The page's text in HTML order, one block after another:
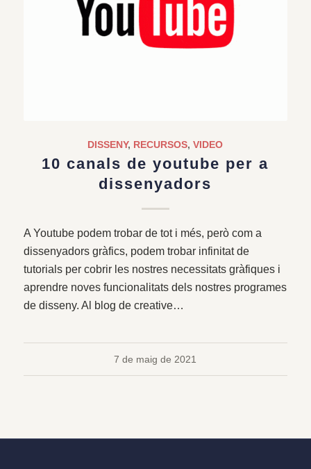
DISSENY, RECURSOS,VIDEO
10 canals de youtube per a
dissenyadors
A Youtube podem trobar de tot i més, però com a
dissenyadors gràfics, podem trobar infinitat de
tutorials per cobrir les nostres necessitats gràfiques i
aprendre noves funcionalitats dels nostres programes
de disseny. Al blog de creative…
7 de maig de 2021